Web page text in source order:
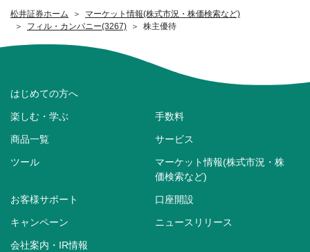
松井証券ホーム
マーケット情報(株式市況・株価検索など)
フィル・カンパニー(3267)
株主優待
はじめての方へ
楽しむ・学ぶ 手数料
商品一覧 サービス
ツール
マーケット情報(株式市況・株
価検索など)
お客様サポート 口座開設
キャンペーン ニュースリリース
会社案内・IR情報